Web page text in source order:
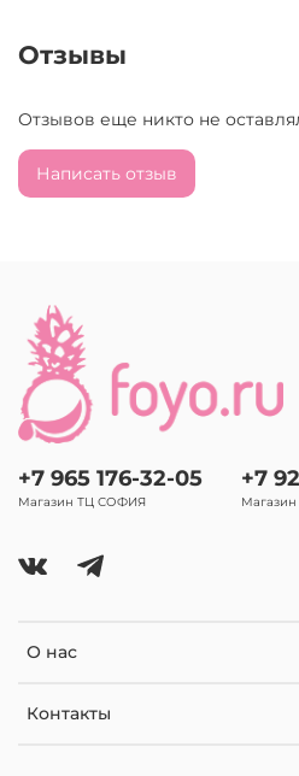
Отзывы
Отзывов еще никто не
Написать отзыв
О нас
Контакты
+7 965 176-32-05
Магазин ТЦ СОФИЯ
+7
Магазин